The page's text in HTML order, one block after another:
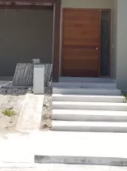
DE CASA –